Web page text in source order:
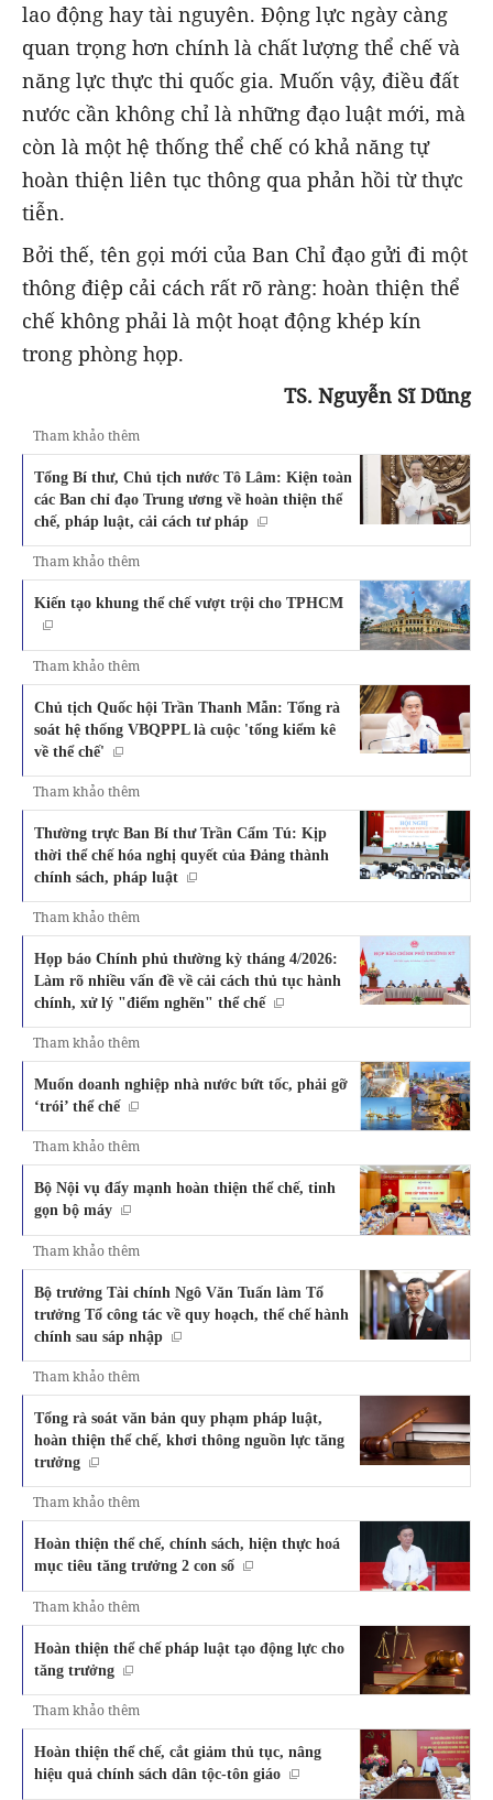
lao động hay tài nguyên. Động lực ngày càng
quan trọng hơn chính là chất lượng thể chế và
năng lực thực thi quốc gia. Muốn vậy, điều đất
nước cần không chỉ là những đạo luật mới, mà
còn là một hệ thống thể chế có khả năng tự
hoàn thiện liên tục thông qua phản hồi từ thực
tiễn.
Bởi thế, tên gọi mới của Ban Chỉ đạo gửi đi một
thông điệp cải cách rất rõ ràng: hoàn thiện thể
chế không phải là một hoạt động khép kín
trong phòng họp.
TS. Nguyễn Sĩ Dũng
Tham khảo thêm
Tổng Bí thư, Chủ tịch nước Tô Lâm: Kiện toàn
các Ban chỉ đạo Trung ương về hoàn thiện thể
chế, pháp luật, cải cách tư pháp
Tham khảo thêm
Kiến tạo khung thể chế vượt trội cho TPHCM
Tham khảo thêm
Chủ tịch Quốc hội Trần Thanh Mẫn: Tổng rà
soát hệ thống VBQPPL là cuộc 'tổng kiểm kê
về thể chế'
Tham khảo thêm
Thường trực Ban Bí thư Trần Cẩm Tú: Kịp
thời thể chế hóa nghị quyết của Đảng thành
chính sách, pháp luật
Tham khảo thêm
Họp báo Chính phủ thường kỳ tháng 4/2026:
Làm rõ nhiều vấn đề về cải cách thủ tục hành
chính, xử lý "điểm nghẽn" thể chế
Tham khảo thêm
Muốn doanh nghiệp nhà nước bứt tốc, phải gỡ
‘trói’ thể chế
Tham khảo thêm
Bộ Nội vụ đẩy mạnh hoàn thiện thể chế, tinh
gọn bộ máy
Tham khảo thêm
Bộ trưởng Tài chính Ngô Văn Tuấn làm Tổ
trưởng Tổ công tác về quy hoạch, thể chế hành
chính sau sáp nhập
Tham khảo thêm
Tổng rà soát văn bản quy phạm pháp luật,
hoàn thiện thể chế, khơi thông nguồn lực tăng
trưởng
Tham khảo thêm
Hoàn thiện thể chế, chính sách, hiện thực hoá
mục tiêu tăng trưởng 2 con số
Tham khảo thêm
Hoàn thiện thể chế pháp luật tạo động lực cho
tăng trưởng
Tham khảo thêm
Hoàn thiện thể chế, cắt giảm thủ tục, nâng
hiệu quả chính sách dân tộc-tôn giáo